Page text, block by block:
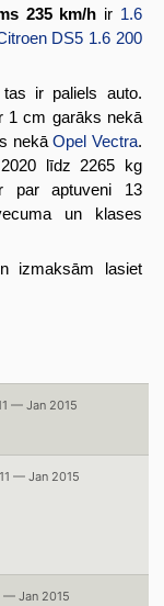
235 km/h ir 1.6
DS5 1.6 200
ir paliels auto.
1 cm garāks nekā
nekāOpel Vectra.
līdz 2265 kg
par aptuveni 13
un klases
izmaksām lasiet
— Jan 2015
— Jan 2015
— Jan 2015